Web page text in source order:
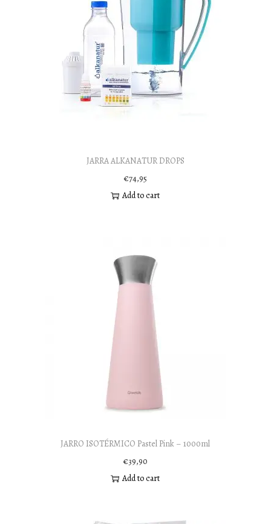
JARRA ALKANATUR DROPS
€74,95
Add to cart
JARRO ISOTÉRMICO Pastel Pink – 1000ml
€39,90
Add to cart